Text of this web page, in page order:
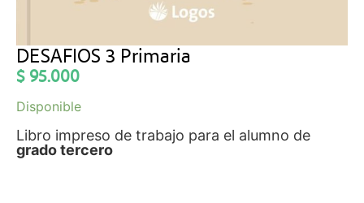
DESAFIOS 3 Primaria
$ 95.000
Disponible
Libro impreso de trabajo para el alumno de
grado tercero